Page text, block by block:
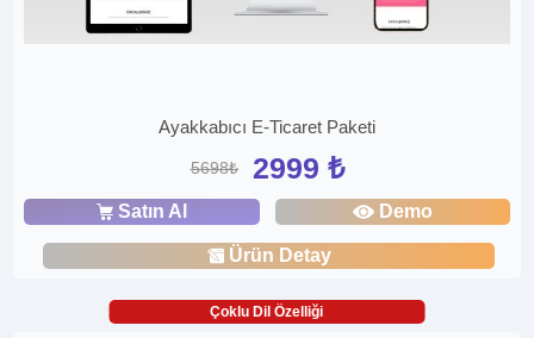
Ayakkabıcı E-Ticaret Paketi
5698₺ 2999 ₺
Satın Al Demo
Ürün Detay
Çoklu Dil Özelliği